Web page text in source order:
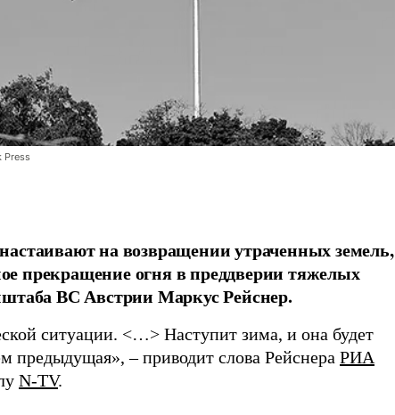
Press
на возвращении утраченных земель,
прекращение огня в преддверии тяжелых
ВС Австрии Маркус Рейснер.
ситуации. <…> Наступит зима, и она будет
предыдущая», – приводит слова Рейснера РИА
N-TV.